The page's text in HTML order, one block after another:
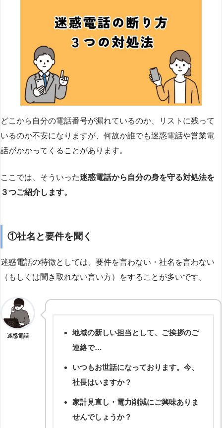
どこから自分の電話番号が漏れているのか、リストに残って
いるのか不安になりますが、何故か誰でも迷惑電話や営業電
話がかかってくることがあります。
ここでは、そういった迷惑電話から自分の身を守る対処法を
３つご紹介します。
①社名と要件を聞く
迷惑電話の特徴としては、要件を言わない・社名を言わない
（もしくは聞き取れない言い方）をすることが多いです。
迷惑電話
地域の新しい担当として、ご挨拶のご
連絡で…
いつもお世話になっております。今、
社長はいますか？
家計見直し・電力削減にご興味ありま
せんでしょうか？